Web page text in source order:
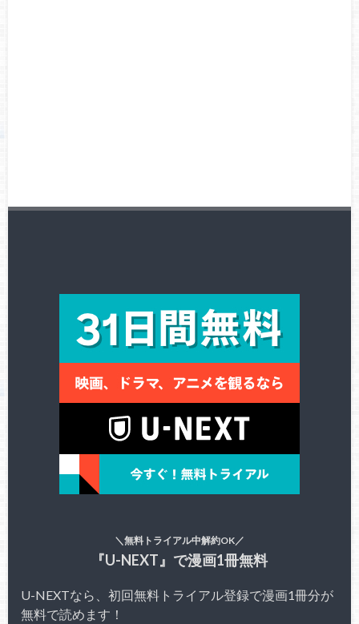
＼無料トライアル中解約OK／
『U-NEXT』で漫画1冊無料
U-NEXTなら、初回無料トライアル登録で漫画1冊分が
無料で読めます！